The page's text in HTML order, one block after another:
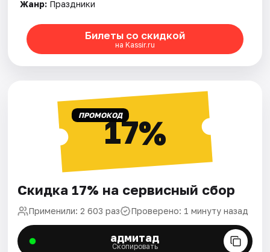
Жанр: Праздники
Билеты со скидкой
на Kassir.ru
ПРОМОКОД17%
Скидка 17% на сервисный сбор
Применили: 2 603 раз Проверено: 1 минуту назад
адмитад
Скопировать